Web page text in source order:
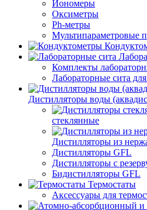
Иономеры
Оксиметры
Ph-метры
Мультипараметровые
Комплекты
Лабораторные сита
Дистилляторы воды
стеклянные
Дистилляторы из
Дистилляторы GFL
Дистилляторы с
Бидистилляторы GFL
Термостаты
Аксессуары для